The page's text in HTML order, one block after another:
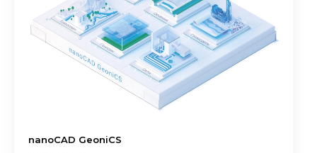
nanoCAD GeoniCS